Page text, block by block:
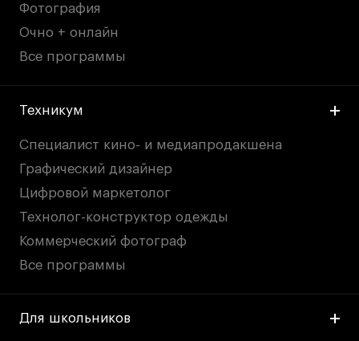
Фотография
Очно + онлайн
Все программы
Техникум
Специалист кино- и медиапродакшена
Графический дизайнер
Цифровой маркетолог
Технолог-конструктор одежды
Коммерческий фотограф
Все программы
Для школьников